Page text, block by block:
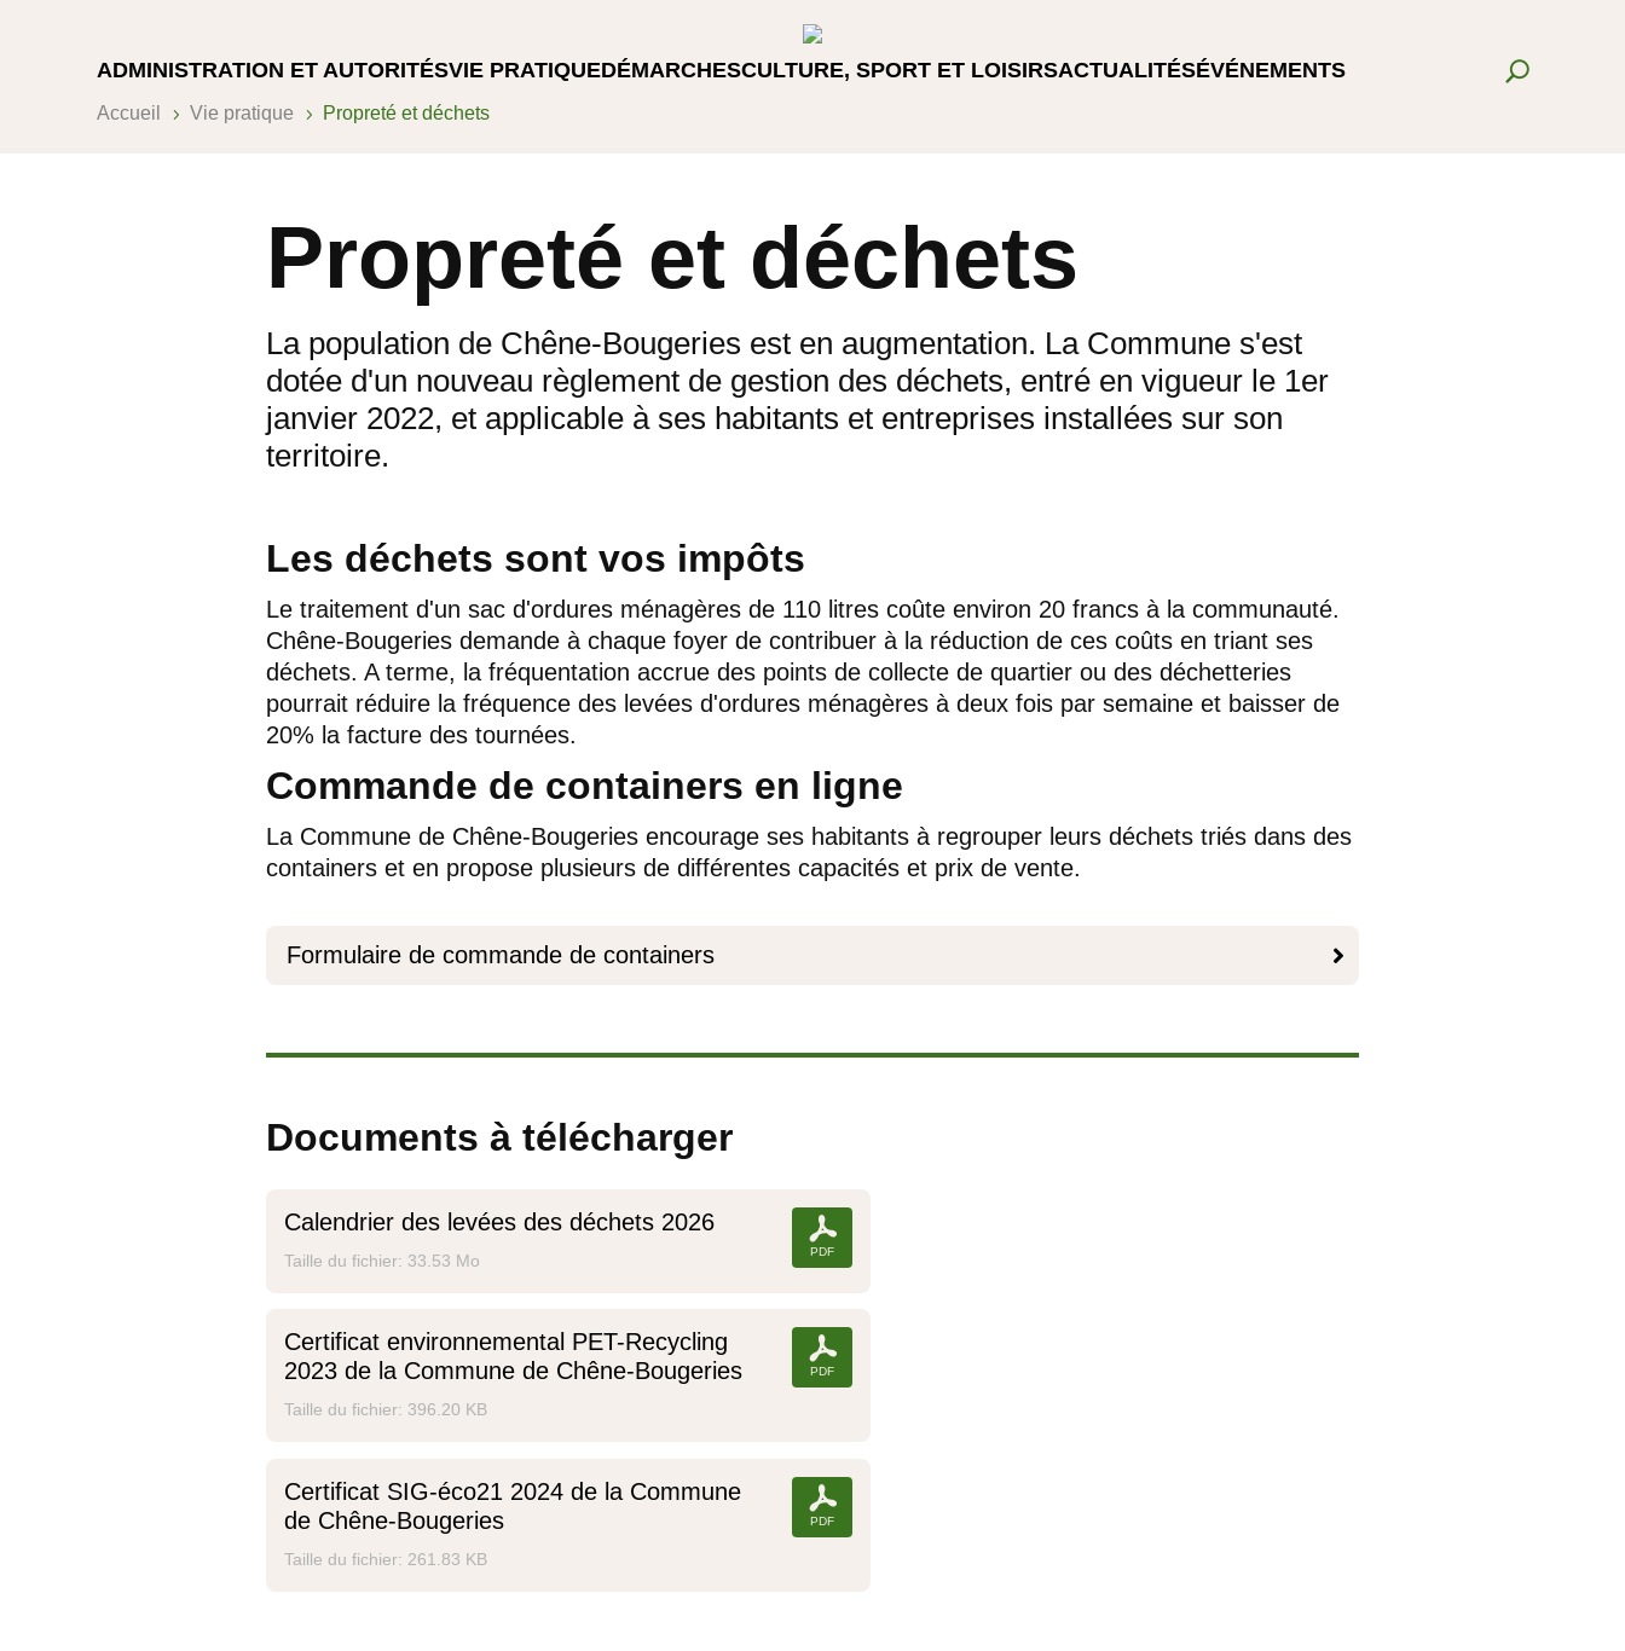
ADMINISTRATION ET AUTORITÉSVIE PRATIQUEDÉMARCHESCULTURE, SPORT ET LOISIRSACTUALITÉSÉVÉNEMENTS
Accueil 5 Vie pratique 5 Propreté et déchets
Propreté et déchets
La population de Chêne-Bougeries est en augmentation. La Commune s'est
dotée d'un nouveau règlement de gestion des déchets, entré en vigueur le 1er
janvier 2022, et applicable à ses habitants et entreprises installées sur son
territoire.
Les déchets sont vos impôts
Le traitement d'un sac d'ordures ménagères de 110 litres coûte environ 20 francs à la communauté.
Chêne-Bougeries demande à chaque foyer de contribuer à la réduction de ces coûts en triant ses
déchets. A terme, la fréquentation accrue des points de collecte de quartier ou des déchetteries
pourrait réduire la fréquence des levées d'ordures ménagères à deux fois par semaine et baisser de
20% la facture des tournées.
Commande de containers en ligne
La Commune de Chêne-Bougeries encourage ses habitants à regrouper leurs déchets triés dans des
containers et en propose plusieurs de différentes capacités et prix de vente.

Formulaire de commande de containers
Documents à télécharger
Calendrier des levées des déchets 2026
Taille du fichier: 33.53 Mo
Certificat environnemental PET-Recycling
2023 de la Commune de Chêne-Bougeries
Taille du fichier: 396.20 KB
Certificat SIG-éco21 2024 de la Commune
de Chêne-Bougeries
Taille du fichier: 261.83 KB